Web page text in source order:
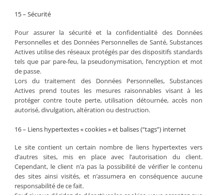
15 – Sécurité
Pour assurer la sécurité et la confidentialité des Données
Personnelles et des Données Personnelles de Santé, Substances
Actives utilise des réseaux protégés par des dispositifs standards
tels que par pare-feu, la pseudonymisation, l’encryption et mot
de passe.
Lors du traitement des Données Personnelles, Substances
Actives prend toutes les mesures raisonnables visant à les
protéger contre toute perte, utilisation détournée, accès non
autorisé, divulgation, altération ou destruction.
16 – Liens hypertextes « cookies » et balises (“tags”) internet
Le site contient un certain nombre de liens hypertextes vers
d’autres sites, mis en place avec l’autorisation du client.
Cependant, le client n’a pas la possibilité de vérifier le contenu
des sites ainsi visités, et n’assumera en conséquence aucune
responsabilité de ce fait.